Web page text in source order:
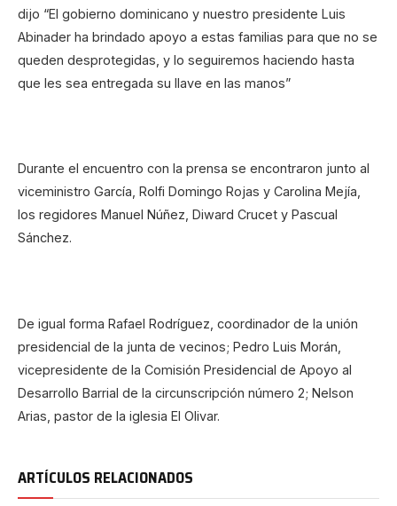
dijo “El gobierno dominicano y nuestro presidente Luis
Abinader ha brindado apoyo a estas familias para que no se
queden desprotegidas, y lo seguiremos haciendo hasta
que les sea entregada su llave en las manos”
Durante el encuentro con la prensa se encontraron junto al
viceministro García, Rolfi Domingo Rojas y Carolina Mejía,
los regidores Manuel Núñez, Diward Crucet y Pascual
Sánchez.
De igual forma Rafael Rodríguez, coordinador de la unión
presidencial de la junta de vecinos; Pedro Luis Morán,
vicepresidente de la Comisión Presidencial de Apoyo al
Desarrollo Barrial de la circunscripción número 2; Nelson
Arias, pastor de la iglesia El Olivar.
ARTÍCULOS RELACIONADOS